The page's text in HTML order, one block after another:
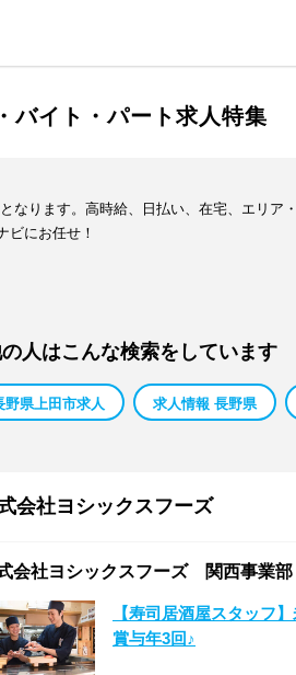
バイト・パート求人特集
なります。高時給、日払い、在宅、エリア
ビにお任せ！
人はこんな検索をしています
野県上田市求人 求人情報 長野県
会社ヨシックスフーズ
会社ヨシックスフーズ 関西事業
【寿司居酒屋スタッフ
賞与年3回♪